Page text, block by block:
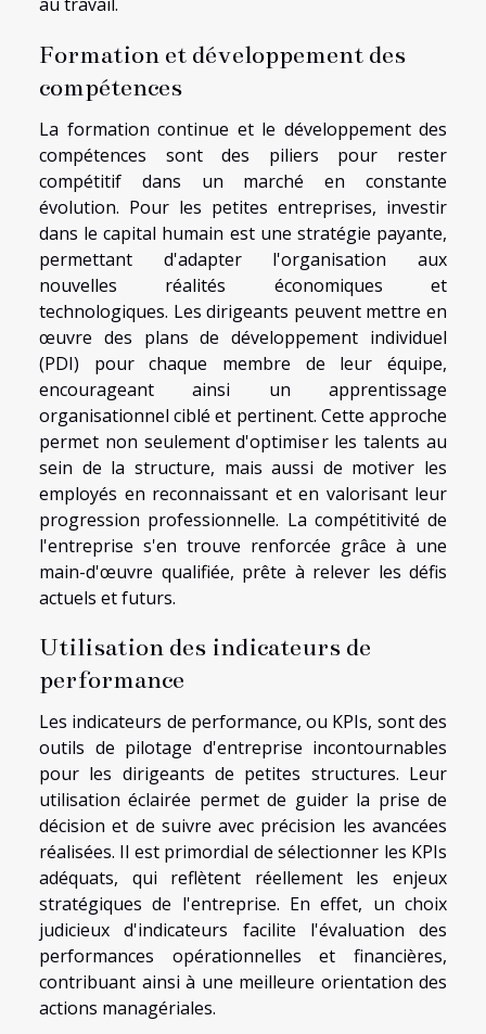
Formation et développement des
compétences
La formation continue et le développement des
compétences sont des piliers pour rester
compétitif dans un marché en constante
évolution. Pour les petites entreprises, investir
dans le capital humain est une stratégie payante,
permettant d'adapter l'organisation aux
nouvelles réalités économiques et
technologiques. Les dirigeants peuvent mettre en
œuvre des plans de développement individuel
(PDI) pour chaque membre de leur équipe,
encourageant ainsi un apprentissage
organisationnel ciblé et pertinent. Cette approche
permet non seulement d'optimiser les talents au
sein de la structure, mais aussi de motiver les
employés en reconnaissant et en valorisant leur
progression professionnelle. La compétitivité de
l'entreprise s'en trouve renforcée grâce à une
main-d'œuvre qualifiée, prête à relever les défis
actuels et futurs.
Utilisation des indicateurs de
performance
Les indicateurs de performance, ou KPIs, sont des
outils de pilotage d'entreprise incontournables
pour les dirigeants de petites structures. Leur
utilisation éclairée permet de guider la prise de
décision et de suivre avec précision les avancées
réalisées. Il est primordial de sélectionner les KPIs
adéquats, qui reflètent réellement les enjeux
stratégiques de l'entreprise. En effet, un choix
judicieux d'indicateurs facilite l'évaluation des
performances opérationnelles et financières,
contribuant ainsi à une meilleure orientation des
actions managériales.